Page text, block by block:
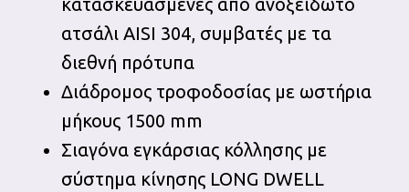
κατασκευασμένες από ανοξείδωτο
ατσάλι AISI 304, συμβατές με τα
διεθνή πρότυπα
Διάδρομος τροφοδοσίας με ωστήρια
μήκους 1500 mm
Σιαγόνα εγκάρσιας κόλλησης με
σύστημα κίνησης LONG DWELL